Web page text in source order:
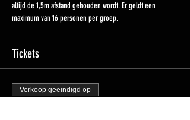
altijd de 1,5m afstand gehouden wordt. Er geldt een
maximum van 16 personen per groep.
Tickets
Verkoop geëindigd op